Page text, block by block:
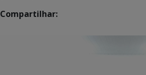
Compartilhar: